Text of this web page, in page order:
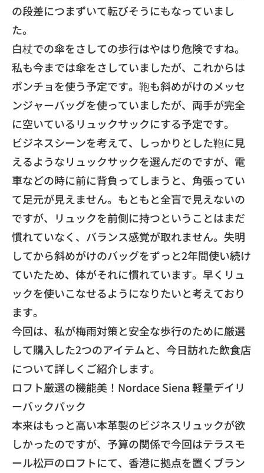
の段差につまずいて転びそうにもなっていまし
た。
白杖での傘をさしての歩行はやはり危険ですね。
私も今までは傘をさしていましたが、 これからは
ポンチョを使う予定です。 鞄も斜めがけのメッセ
ンジャーバッグを使っていましたが、 両手が完全
に空いているリュックサックにする予定です。
​ビジネスシーンを考えて、
しっかりとした鞄に見
えるようなリュックサックを選んだのですが、電
車などの時に前に背負ってしまうと、 角張ってい
て足元が見えません。 もともと全盲で見えないの
ですが、 リュックを前側に持つということはまだ
慣れていなく、 バランス感覚が取れません。 失明
してから斜めがけのバッグをずっと2年間使い続け
ていたため、体がそれに慣れています。 早くリュ
ックを使いこなせるようになりたいと考えており
ます。
​今回は、 私が梅雨対策と安全な歩行のために厳選
して購入した2つのアイテムと、今日訪れた飲食店
について詳しくご紹介します。
​ロフト厳選の機能美！Nordace Siena 軽量デイリ
ーバックパック
本来はもっと高い本革製のビジネスリュックが欲
しかったのですが、予算の関係で今回はテラスモ
ール松戸のロフトにて、 香港に拠点を置くブラン